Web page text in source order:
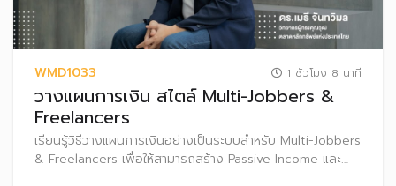
WMD1033 1 ชั่วโมง 8 นาที
วางแผนการเงิน สไตล์ Multi-Jobbers &
Freelancers
เรียนรู้วิธีวางแผนการเงินอย่างเป็นระบบสำหรับ Multi-Jobbers
& Freelancers เพื่อให้สามารถสร้าง Passive Income และ